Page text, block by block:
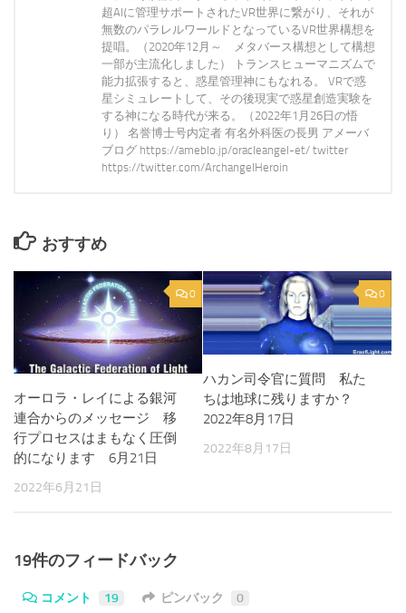
超AIに管理サポートされたVR世界に繋がり、それが
無数のパラレルワールドとなっているVR世界構想を
提唱。（2020年12月～ メタバース構想として構想
一部が主流化しました） トランスヒューマニズムで
能力拡張すると、惑星管理神にもなれる。 VRで惑
星シミュレートして、その後現実で惑星創造実験を
する神になる時代が来る。（2022年1月26日の悟
り） 名誉博士号内定者 有名外科医の長男 アメーバ
ブログ https://ameblo.jp/oracleangel-et/ twitter
https://twitter.com/ArchangelHeroin
おすすめ
0
オーロラ・レイによる銀河
連合からのメッセージ 移
行プロセスはまもなく圧倒
的になります 6月21日
2022年6月21日
0
ハカン司令官に質問 私た
ちは地球に残りますか？
2022年8月17日
2022年8月17日
19件のフィードバック
コメント 19 ピンバック 0